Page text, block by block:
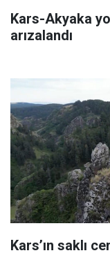
Kars-Akyaka
arızalandı
Kars’ın saklı